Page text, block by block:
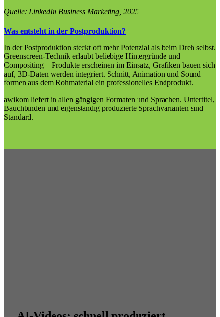
Quelle: LinkedIn Business Marketing, 2025
Was entsteht in der Postproduktion?
In der Postproduktion steckt oft mehr Potenzial als beim Dreh selbst.
Greenscreen-Technik erlaubt beliebige Hintergründe und
Compositing – Produkte erscheinen im Einsatz, Grafiken bauen sich
auf, 3D-Daten werden integriert. Schnitt, Animation und Sound
formen aus dem Rohmaterial ein professionelles Endprodukt.
awikom liefert in allen gängigen Formaten und Sprachen. Untertitel,
Bauchbinden und eigenständig produzierte Sprachvarianten sind
Standard.